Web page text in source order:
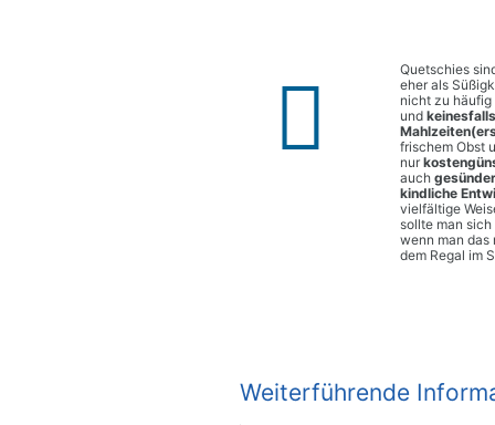
Quetschies
eher als
nicht zu
und
frischem Obst
nur
auch gesünder
kindliche
vielfältige
sollte man
wenn man das
dem Regal im
Weiterführende